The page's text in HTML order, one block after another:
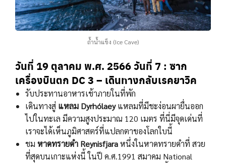
ถ้ำน้ำแข็ง (Ice Cave)
วันที่ 19 ตุลาคม พ.ศ. 2566วันที่ 7 : ซาก
เครื่องบินตก DC 3 – เดินทางกลับเรคยาวิค
รับประทานอาหารเช้าภายในที่พัก
เดินทางสู่ แหลม Dyrhólaeyแหลมที่มีชะง่อนผายื่นออก
ไปในทะเล มีความสูงประมาณ 120 เมตร ที่นี่มีจุดเด่นที่
เราจะได้เห็นภูมิศาสตร์ที่แปลกตาของโลกใบนี้
ชม หาดทรายดํา Reynisfjaraหนึ่งในหาดทรายดําที่ สวย
ที่สุดบนเกาะแห่งนี้ ในปี ค.ศ.1991 สมาคม National